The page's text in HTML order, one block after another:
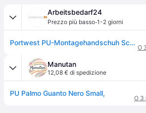
Arbeitsbedarf24
Prezzo più basso·1-2 giorni
Portwest PU-Montagehandschuh Schwarz XXXL
O
Manutan
12,08 € di spedizione
PU Palmo Guanto Nero Small,
O 3